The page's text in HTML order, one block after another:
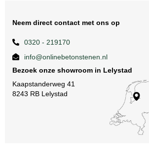
Neem direct contact met ons op
0320 - 219170
info@onlinebetonstenen.nl
Bezoek onze showroom in Lelystad
Kaapstanderweg 41
8243 RB Lelystad